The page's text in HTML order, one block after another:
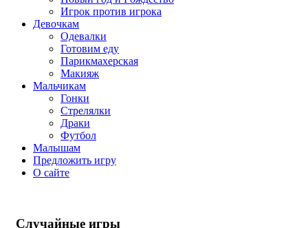
Игрок против игрока
Девочкам
Одевалки
Готовим еду
Парикмахерская
Макияж
Мальчикам
Гонки
Стрелялки
Драки
Футбол
Малышам
Предложить игру
О сайте
Случайные игры